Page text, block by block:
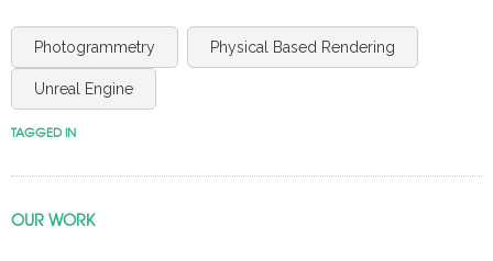
Photogrammetry Physical Based Rendering
Unreal Engine
TAGGED IN
OUR WORK